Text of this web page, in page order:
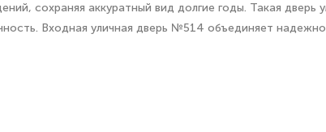
сохраняя аккуратный вид долгие годы. Такая дверь
Входная уличная дверь №514 объединяет